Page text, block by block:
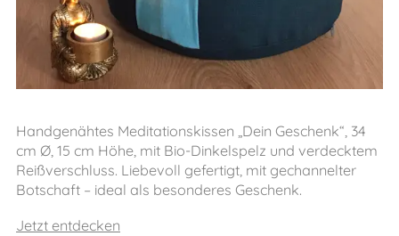
Handgenähtes Meditationskissen „Dein Geschenk“, 34
cm Ø, 15 cm Höhe, mit Bio-Dinkelspelz und verdecktem
Reißverschluss. Liebevoll gefertigt, mit gechannelter
Botschaft – ideal als besonderes Geschenk.
Jetzt entdecken